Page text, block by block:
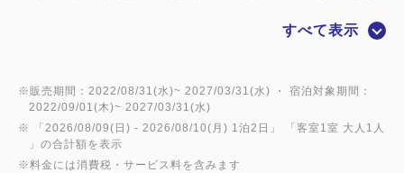
〇クオカードの現金への引き換え・返金は致しかねま
〇クオカードを紛失した際の再発行は致しかねます。
すべて表示
※販売期間：2022/08/31(水)~ 2027/03/31(水) ・ 宿泊対象期間：
2022/09/01(木)~ 2027/03/31(水)
※ 「 2026/08/09(日) - 2026/08/10(月) 1泊2日 」 「 客室1室 大人1人
」の合計額を表示
※料金には消費税・サービス料を含みます